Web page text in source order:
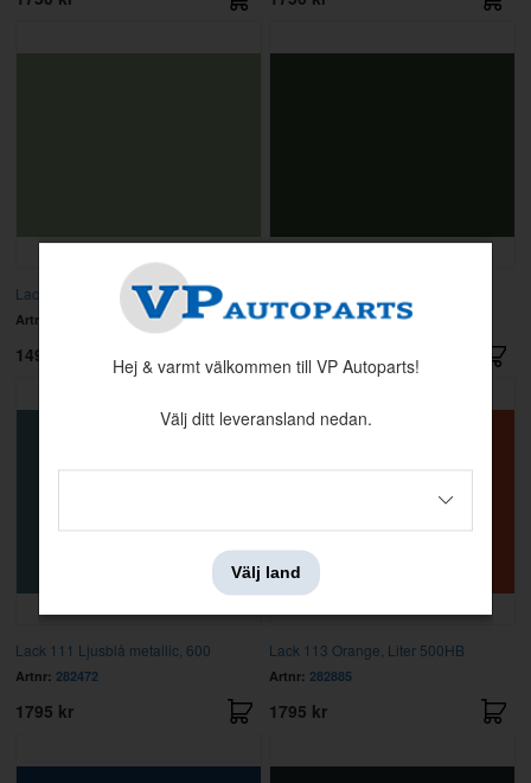
Lack 109 Oceangrön, 500HB
Artnr:
1495 kr
Artnr:282494
1750 kr
Lack 111 Ljusblå metallic, 600
Artnr: 282472
1795 kr
Lack 113 Orange, Liter 500HB
Artnr: 282885
1795 kr
Hej & varmt välkommen till VP Autoparts!
Välj ditt leveransland nedan.
Välj land